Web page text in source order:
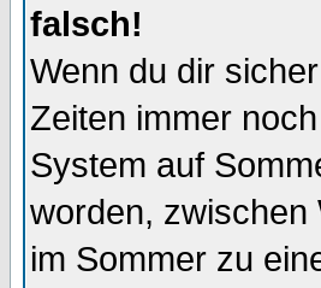
falsch!
Wenn du dir
Zeiten immer
System auf
worden, zwischen
im Sommer zu